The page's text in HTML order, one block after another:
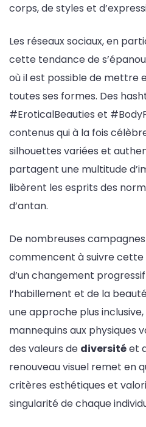
corps, de styles et
Les réseaux sociaux, en
cette tendance de
où il est possible de mettre
toutes ses formes. Des
#EroticalBeauties et
contenus qui à la fois
silhouettes variées et
partagent une multitude
libèrent les esprits des
d’antan.
De nombreuses
commencent à suivre
d’un changement
l’habillement et de la
une approche plus
mannequins aux physiques
des valeurs de diversitéet
renouveau visuel remet en
critères esthétiques et
singularité de chaque